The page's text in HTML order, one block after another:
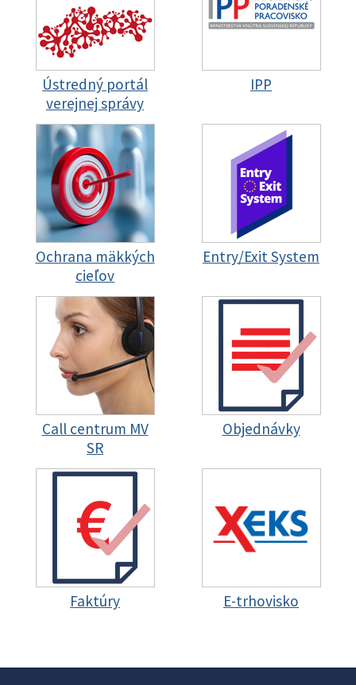
Ústredný portál
verejnej správy
IPP
Ochrana mäkkých
cieľov
Entry/Exit System
Call centrum MV
SR
Objednávky
Faktúry E-trhovisko